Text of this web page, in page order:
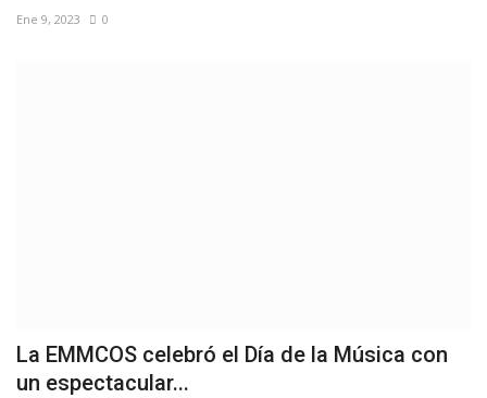
Ene 9, 2023 0
La EMMCOS celebró el Día de la Música con
un espectacular...